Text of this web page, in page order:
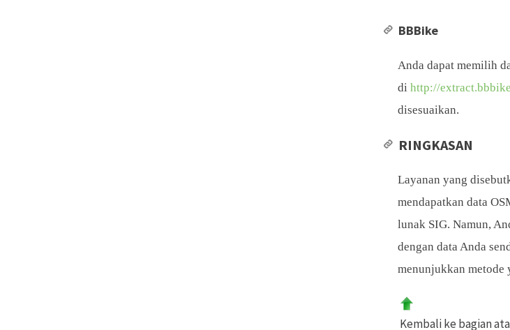
BBBike
Anda dapat memilih
di http://
disesuaikan.
RINGKASAN
Layanan yang
mendapatkan data
lunak SIG. Namun,
dengan data Anda
menunjukkan metode
Kembali ke bagian